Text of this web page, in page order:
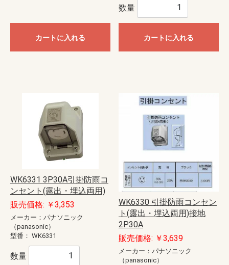
カートに入れる
数量
カートに入れる
WK6331 3P30A引掛防雨コ
ンセント(露出・埋込両用)
販売価格: ￥3,353
メーカー：パナソニック
（panasonic）
型番： WK6331
数量
WK6330 引掛防雨コンセン
ト(露出・埋込両用)接地
2P30A
販売価格: ￥3,639
メーカー：パナソニック
（panasonic）